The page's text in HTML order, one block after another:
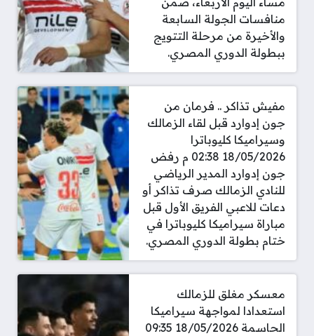
منافسات الجولة السابعة
والأخيرة من مرحلة التتويج
ببطولة الدوري المصري.
مفيش تذاكر .. فرمان من
جون إدوارد قبل لقاء الزمالك
وسيراميكا كليوباترا
18/05/2026 02:38 م رفض
جون إدوارد المدير الرياضي
للنادي الزمالك صرف تذاكر أو
دعات للاعبي الفريق الأول قبل
مباراة سيراميكا كليوباترا في
ختام بطولة الدوري المصري.
معسكر مغلق للزمالك
استعدادا لمواجهة سيراميكا
الحاسمة 18/05/2026 09:35